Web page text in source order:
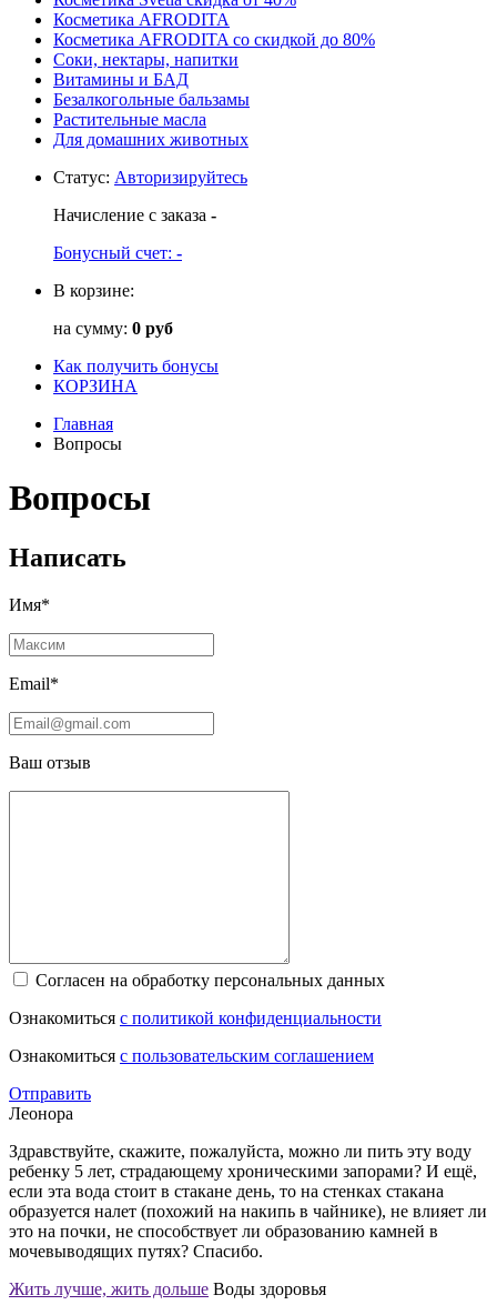
Косметика AFRODITA
Косметика AFRODITA со скидкой до 80%
Соки, нектары, напитки
Витамины и БАД
Безалкогольные бальзамы
Растительные масла
Для домашних животных
Статус: Авторизируйтесь
Начисление с заказа -
Бонусный счет: -
В корзине:
на сумму: 0 руб
Как получить бонусы
КОРЗИНА
Главная
Вопросы
Вопросы
Написать
Имя*
Email*
Ваш отзыв
Согласен на обработку персональных данных
Ознакомиться с политикой конфиденциальности
Ознакомиться с пользовательским соглашением
Отправить
Леонора
Здравствуйте, скажите, пожалуйста, можно ли пить эту воду
ребенку 5 лет, страдающему хроническими запорами? И ещё,
если эта вода стоит в стакане день, то на стенках стакана
образуется налет (похожий на накипь в чайнике), не влияет ли
это на почки, не способствует ли образованию камней в
мочевыводящих путях? Спасибо.
Жить лучше, жить дольше Воды здоровья